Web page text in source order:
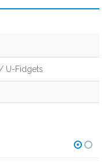
U-Fidgets